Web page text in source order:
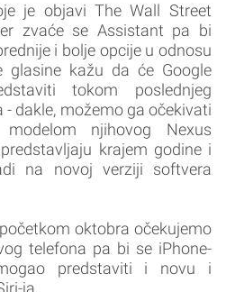
je objavi The Wall Street
zvaće se Assistant pa bi
i bolje opcije u odnosu
glasine kažu da će Google
tokom poslednjeg
dakle, možemo ga očekivati
njihovog Nexus
krajem godine i
na novoj verziji softvera
oktobra očekujemo
telefona pa bi se iPhone-
predstaviti i novu i
ja.